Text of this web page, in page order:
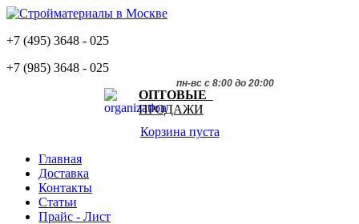
+7 (495) 3648 - 025
+7 (985) 3648 - 025
пн-вс с 8:00 до 20:00
ОПТОВЫЕ
ПРОДАЖИ
Корзина пуста
Главная
Доставка
Контакты
Статьи
Прайс - Лист